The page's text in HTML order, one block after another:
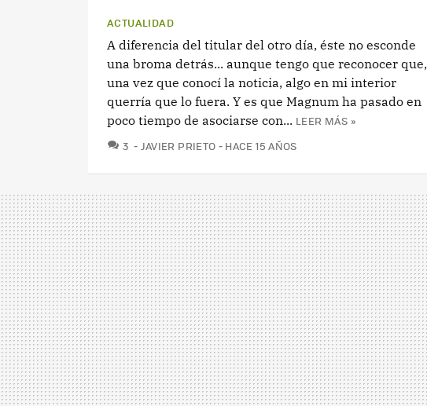
ACTUALIDAD
A diferencia del titular del otro día, éste no esconde
una broma detrás... aunque tengo que reconocer que,
una vez que conocí la noticia, algo en mi interior
querría que lo fuera. Y es que Magnum ha pasado en
poco tiempo de asociarse con... LEER MÁS »
3 COMENTARIOS
JAVIER PRIETO HACE 15 AÑOS